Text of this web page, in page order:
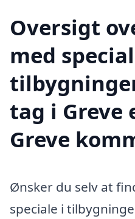
Oversigt
med
tag i Greve
Greve
Ønsker du selv at
speciale i